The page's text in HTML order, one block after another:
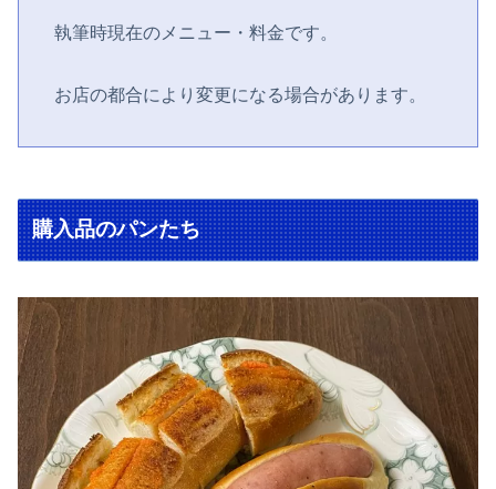
執筆時現在のメニュー・料金です。
お店の都合により変更になる場合があります。
購入品のパンたち